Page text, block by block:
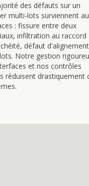
des défauts sur un
multi-lots surviennent
: fissure entre deux
infiltration au raccord
défaut d'alignement
Notre gestion
et nos contrôles
réduisent drastiquement